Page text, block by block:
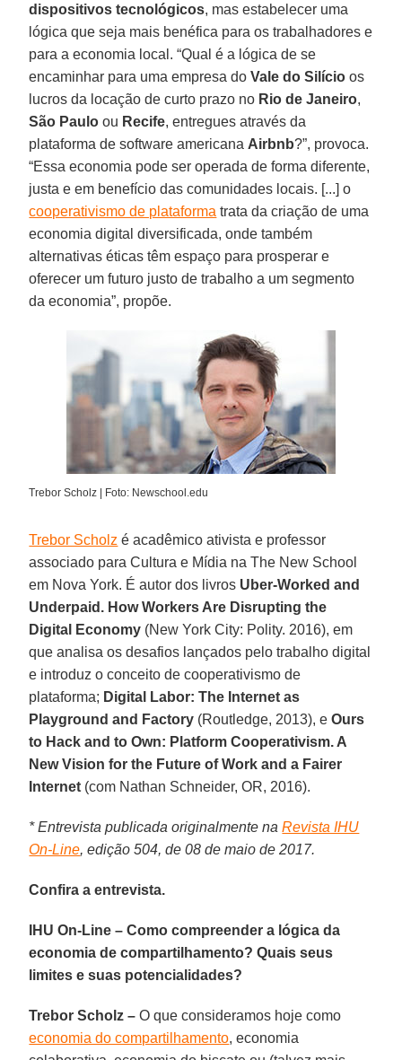
dispositivos tecnológicos, mas estabelecer uma
lógica que seja mais benéfica para os trabalhadores e
para a economia local. “Qual é a lógica de se
encaminhar para uma empresa doVale do Silício os
lucros da locação de curto prazo no Rio de Janeiro,
São Paulo ou Recife, entregues através da
plataforma de software americana Airbnb?”, provoca.
“Essa economia pode ser operada de forma diferente,
justa e em benefício das comunidades locais. [...] o
cooperativismo de plataforma trata da criação de uma
economia digital diversificada, onde também
alternativas éticas têm espaço para prosperar e
oferecer um futuro justo de trabalho a um segmento
da economia”, propõe.
Trebor Scholz | Foto: Newschool.edu
Trebor Scholz é acadêmico ativista e professor
associado para Cultura e Mídia na The New School
em Nova York. É autor dos livros Uber-Worked and
Underpaid. How Workers Are Disrupting the
Digital Economy (New York City: Polity. 2016), em
que analisa os desafios lançados pelo trabalho digital
e introduz o conceito de cooperativismo de
plataforma; Digital Labor: The Internet as
Playground and Factory (Routledge, 2013), e Ours
to Hack and to Own: Platform Cooperativism. A
New Vision for the Future of Work and a Fairer
Internet (com Nathan Schneider, OR, 2016).
* Entrevista publicada originalmente naRevista IHU
On-Line, edição 504, de 08 de maio de 2017.
Confira a entrevista.
IHU On-Line – Como compreender a lógica da
economia de compartilhamento? Quais seus
limites e suas potencialidades?
Trebor Scholz – O que consideramos hoje como
economia do compartilhamento, economia